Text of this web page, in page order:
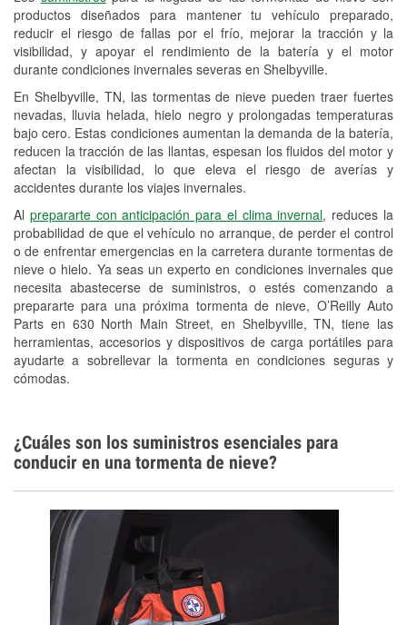
productos diseñados para mantener tu vehículo preparado,
reducir el riesgo de fallas por el frío, mejorar la tracción y la
visibilidad, y apoyar el rendimiento de la batería y el motor
durante condiciones invernales severas en Shelbyville.
En Shelbyville, TN, las tormentas de nieve pueden traer fuertes
nevadas, lluvia helada, hielo negro y prolongadas temperaturas
bajo cero. Estas condiciones aumentan la demanda de la batería,
reducen la tracción de las llantas, espesan los fluidos del motor y
afectan la visibilidad, lo que eleva el riesgo de averías y
accidentes durante los viajes invernales.
Al prepararte con anticipación para el clima invernal, reduces la
probabilidad de que el vehículo no arranque, de perder el control
o de enfrentar emergencias en la carretera durante tormentas de
nieve o hielo. Ya seas un experto en condiciones invernales que
necesita abastecerse de suministros, o estés comenzando a
prepararte para una próxima tormenta de nieve, O’Reilly Auto
Parts en 630 North Main Street, en Shelbyville, TN, tiene las
herramientas, accesorios y dispositivos de carga portátiles para
ayudarte a sobrellevar la tormenta en condiciones seguras y
cómodas.
Instalación de bombillas de faros
Instalación de limpiaparabrisas
Programa de Préstamo de
Herramientas
Rectificación de tambores y discos de
freno
Mangueras hidráulicas a la medida
Snowstorm Supplies
Conoce más
¿Cuáles son los suministros esenciales para
conducir en una tormenta de nieve?